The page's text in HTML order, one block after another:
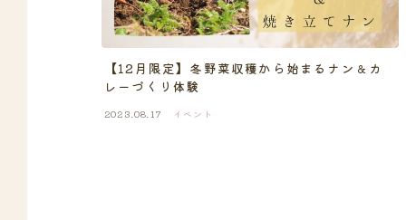
【12月限定】冬野菜収穫から始まるナン＆カ
レーづくり体験
2023.08.17 イベント